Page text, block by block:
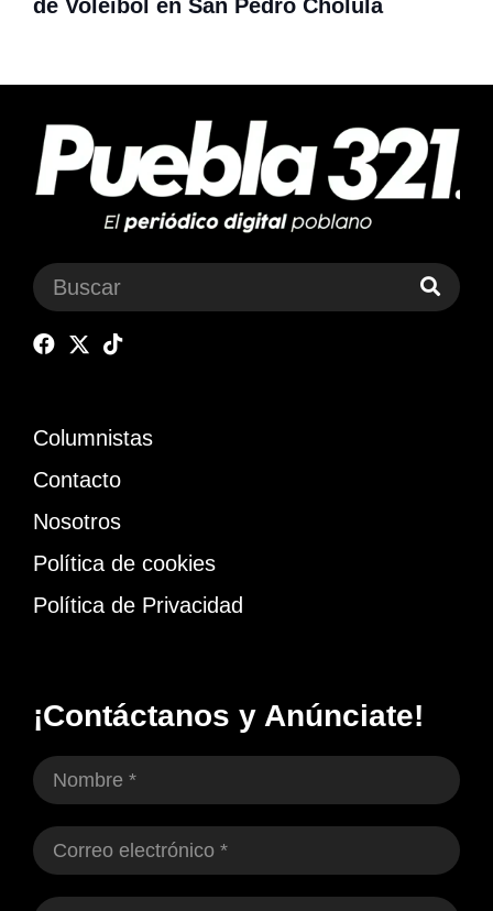
de Voleibol en San Pedro Cholula
Columnistas
Contacto
Nosotros
Política de cookies
Política de Privacidad
¡Contáctanos y Anúnciate!